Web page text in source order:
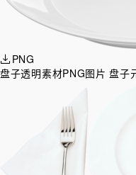
PNG
盘子透明素材PNG图片 盘子